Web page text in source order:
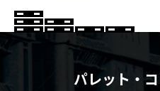
パレット・